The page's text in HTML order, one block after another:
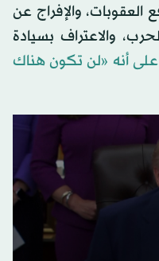
والإفراج عن
والاعتراف بسيادة
أنه «لن تكون هناك